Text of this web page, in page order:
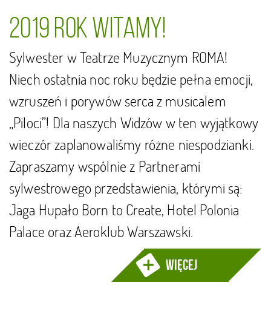
2019 rok WITAMY!
Sylwester w Teatrze Muzycznym ROMA!
Niech ostatnia noc roku będzie pełna emocji,
wzruszeń i porywów serca z musicalem
„Piloci”! Dla naszych Widzów w ten wyjątkowy
wieczór zaplanowaliśmy różne niespodzianki.
Zapraszamy wspólnie z Partnerami
sylwestrowego przedstawienia, którymi są:
Jaga Hupało Born to Create, Hotel Polonia
Palace oraz Aeroklub Warszawski.
więcej